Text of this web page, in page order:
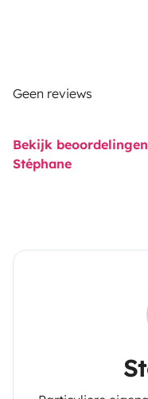
Geen reviews
Bekijk
Stéphane